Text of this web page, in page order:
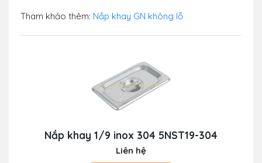
Tham khảo thêm: Nắp khay GN không lỗ
Nắp khay 1/9 inox 304 5NST19-304
Liên hệ